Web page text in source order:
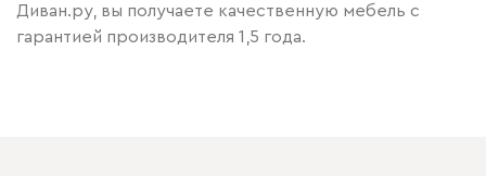
Диван.ру, вы получаете качественную мебель с
гарантией производителя 1,5 года.